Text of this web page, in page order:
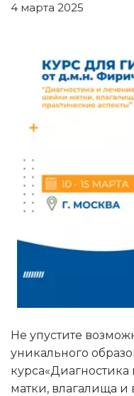
4 марта 2025
Не упустите
уникального
матки, влагалища и